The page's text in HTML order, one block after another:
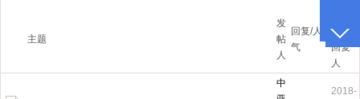
主题
发
帖
人
回复/人
气
更新/
回复
人
中
2018-